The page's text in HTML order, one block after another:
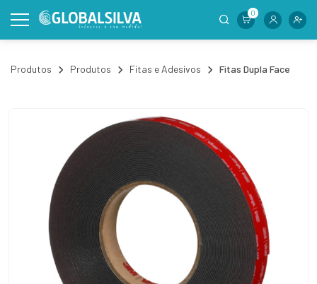
0
Produtos Produtos Fitas e Adesivos Fitas Dupla Face